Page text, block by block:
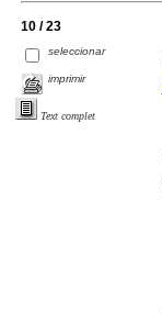
10 / 23
seleccionar
imprimir
Text complet